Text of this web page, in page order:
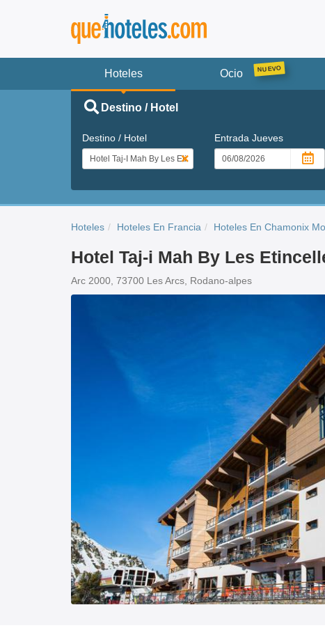
Hoteles Ocio
Destino / Hotel
Destino / Hotel Entrada Jueves
Hoteles Hoteles En Francia Hoteles En Chamonix
Hotel Taj-i Mah By Les
Arc 2000, 73700 Les Arcs, Rodano-alpes